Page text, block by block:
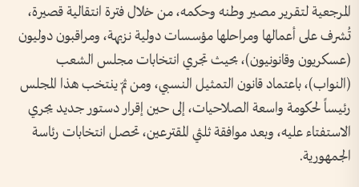
المرجعية لتقرير مصير وطنه وحكمه، من خلال فترة انتقالية قصيرة،
تُشرف على أعمالها ومراحلها مؤسسات دولية نزيهة، ومراقبون دوليون
(عسكريون وقانونيون)، بحيث تجري انتخابات مجلس الشعب
(النواب)، باعتماد قانون التمثيل النسبي، ومن ثمّ ينتخب هذا المجلس
رئيساً لحكومة واسعة الصلاحيات، إلى حين إقرار دستور جديد يجري
الاستفتاء عليه، وبعد موافقة ثلثي المقترعين، تحصل انتخابات رئاسة
الجمهورية.